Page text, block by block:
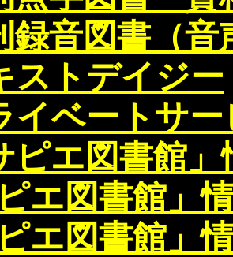
録音図書（音
ストデイジー
イベートサー
ピエ図書館」
ピエ図書館」
ピエ図書館」